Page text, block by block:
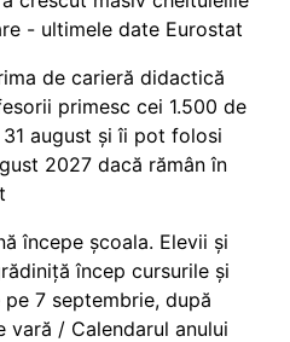
- ultimele date Eurostat
de carieră didactică
primesc cei 1.500 de
august și îi pot folosi
2027 dacă rămân în
începe școala. Elevii și
încep cursurile și
7 septembrie, după
vară / Calendarul anului